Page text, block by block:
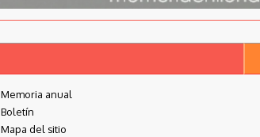
Memoria anual
Boletín
Mapa del sitio